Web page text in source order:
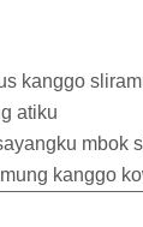
kanggo
atiku
mbok
kanggo